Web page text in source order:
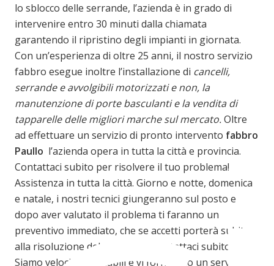
lo sblocco delle serrande, l’azienda è in grado di
intervenire entro 30 minuti dalla chiamata
garantendo il ripristino degli impianti in giornata.
Con un’esperienza di oltre 25 anni, il nostro servizio
fabbro esegue inoltre l’installazione di cancelli,
serrande e avvolgibili motorizzati e non, la
manutenzione di porte basculanti e la vendita di
tapparelle delle migliori marche sul mercato.Oltre
ad effettuare un servizio di pronto intervento fabbro
Paullo l’azienda opera in tutta la città e provincia.
Contattaci subito per risolvere il tuo problema!
Assistenza in tutta la città. Giorno e notte, domenica
e natale, i nostri tecnici giungeranno sul posto e
dopo aver valutato il problema ti faranno un
preventivo immediato, che se accetti porterà subito
alla risoluzione del problema. Contattaci subito!
Siamo veloci ed affidabili e vi forniremo un servizio